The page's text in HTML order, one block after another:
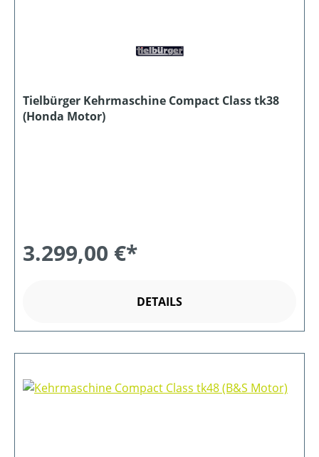
Tielbürger Kehrmaschine Compact Class tk38
(Honda Motor)
3.299,00 €*
DETAILS